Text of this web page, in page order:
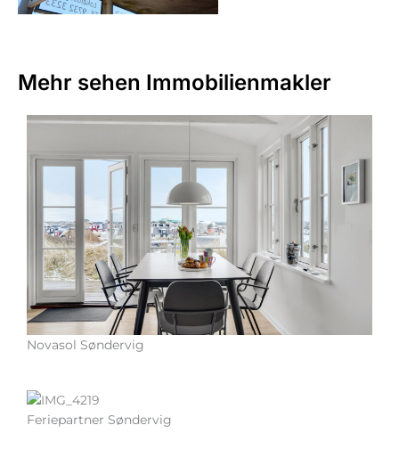
Mehr sehen Immobilienmakler
Novasol Søndervig
Feriepartner Søndervig